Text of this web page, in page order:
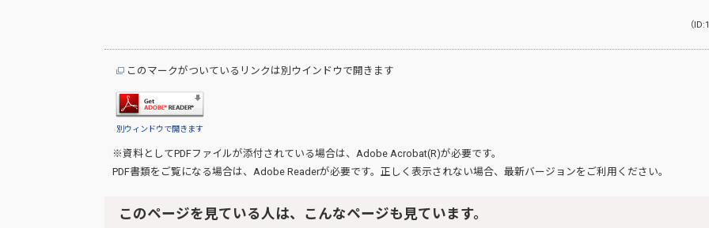
（
このマークがついているリンクは別ウインドウで開きます
別ウィンドウで開きます
※資料としてPDFファイルが添付されている場合は、 Adobe Acrobat(R)が必要です。
PDF書類をご覧になる場合は、 Adobe Readerが必要です。正しく表示されない場合、最新バージョンをご利用ください。
このページを見ている人は、こんなページも見ています。